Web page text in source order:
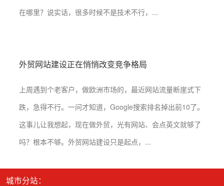
在哪里？说实话，很多时候不是技术不行，...
外贸网站建设正在悄悄改变竞争格局
上周遇到个老客户，做欧洲市场的，最近网站流量断崖式下
跌，急得不行。一问才知道，Google搜索排名掉出前10了。
这事儿让我想起，现在做外贸，光有网站、会点英文就够了
吗？根本不够。外贸网站建设只是起点，...
城市分站：